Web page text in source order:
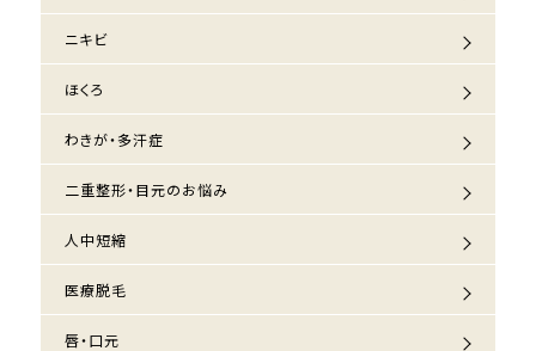
ニキビ
ほくろ
わきが・多汗症
二重整形・目元のお悩み
人中短縮
医療脱毛
唇・口元